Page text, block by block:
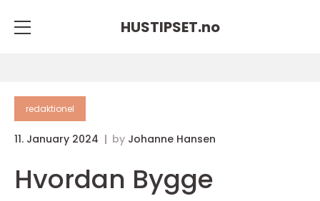
HUSTIPSET.no
redaktionel
11. January 2024 by Johanne Hansen
Hvordan Bygge